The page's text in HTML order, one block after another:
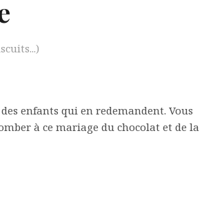
enfants qui en redemandent. Vous
à ce mariage du chocolat et de la